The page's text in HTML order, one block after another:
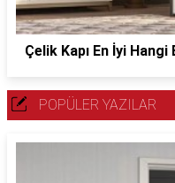
Çelik Kapı En İyi Hangi
POPÜLER YAZILAR